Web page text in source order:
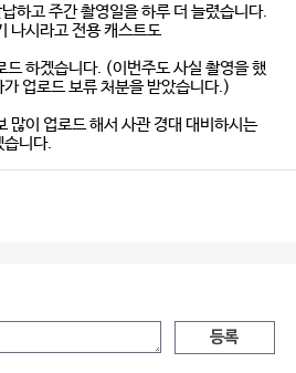
하고 주간 촬영일을 하루 더 늘렸습니다.
나시라고 전용 캐스트도
드 하겠습니다. (이번주도 사실 촬영을 했
업로드 보류 처분을 받았습니다.)
많이 업로드 해서 사관 경대 대비하시는
습니다.
등록